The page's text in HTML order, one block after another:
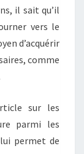
il sait qu’il
vers le
d’acquérir
comme
sur les
parmi les
permet de